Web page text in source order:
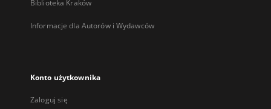
Biblioteka Kraków
Informacje dla Autorów i Wydawców
Konto użytkownika
Zaloguj się